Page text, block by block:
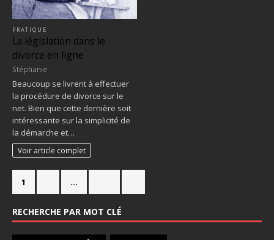
PRATIQUE
La législation dans le
divorce en ligne
Stéphanie
Beaucoup se livrent à effectuer
la procédure de divorce sur le
net. Bien que cette dernière soit
intéressante sur la simplicité de
la démarche et…
Voir article complet
1 …
RECHERCHE PAR MOT CLÉ